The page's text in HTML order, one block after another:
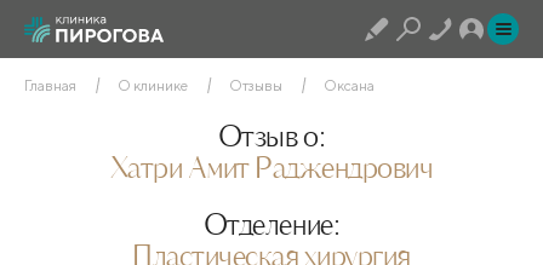
Главная О клинике Отзывы Оксана
Отзыв о:
Хатри Амит Раджендрович
Отделение:
Пластическая хирургия